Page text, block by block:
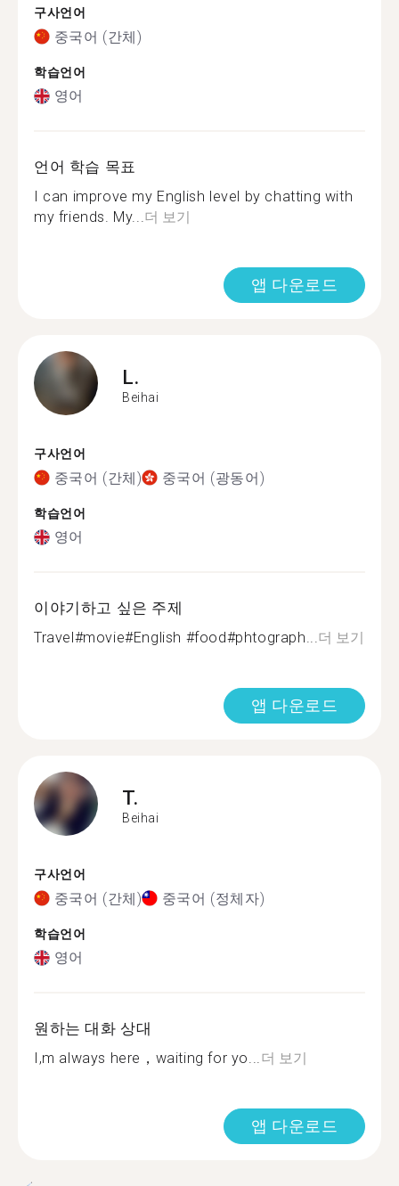
구사언어
중국어 (간체)
학습언어
영어
언어 학습 목표
I can improve my English level by chatting with
my friends. My...더 보기
앱 다운로드
L.
Beihai
구사언어
중국어 (간체) 중국어 (광동어)
학습언어
영어
이야기하고 싶은 주제
Travel#movie#English #food#phtograph...더 보기
앱 다운로드
T.
Beihai
구사언어
중국어 (간체) 중국어 (정체자)
학습언어
영어
원하는 대화 상대
I,m always here，waiting for yo...더 보기
앱 다운로드